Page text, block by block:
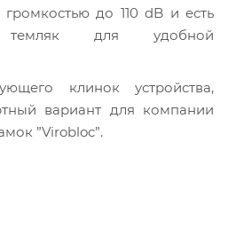
громкостью до 110 dB и есть
для удобной
клинок устройства,
вариант для компании
”Virobloc”.